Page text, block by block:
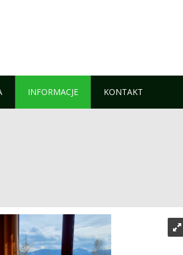
INFORMACJE KONTAKT